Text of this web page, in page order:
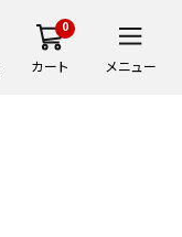
0
カート メニュー